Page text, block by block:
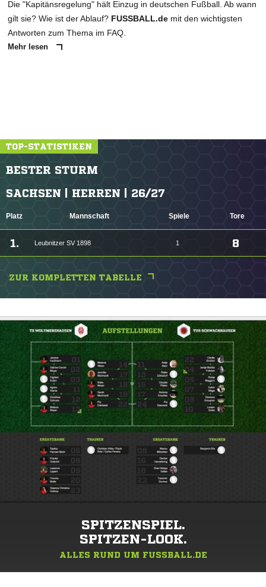
Die "Kapitänsregelung" hält Einzug in deutschen Fußball. Ab wann
gilt sie? Wie ist der Ablauf? FUSSBALL.de mit den wichtigsten
Antworten zum Thema im FAQ.
Mehr lesen
TOP-STATISTIKEN
BESTER STURM
SACHSEN | HERREN | 26/27
Platz Mannschaft Spiele Tore
1. Leubnitzer SV 1898 1 8
ZUR KOMPLETTEN TABELLE
SPITZENSPIEL.
SPITZEN-LOOK.
ALLES RUND UM FUSSBALL.DE